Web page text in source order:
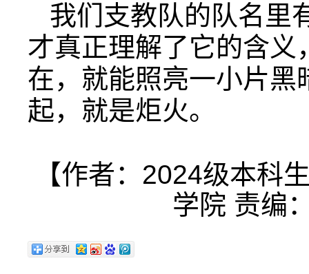
我们支教队的队名里
才真正理解了它的含义
在，就能照亮一小片黑
起，就是炬火。
【作者：2024级本科
学院 责编